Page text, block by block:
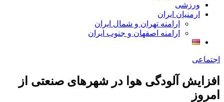
ورزشی
ارمنیان ایران
ارامنه تهران و شمال ایران
ارامنه اصفهان و جنوب ایران
اجتماعی
افزایش آلودگی هوا در شهرهای صنعتی از
امروز